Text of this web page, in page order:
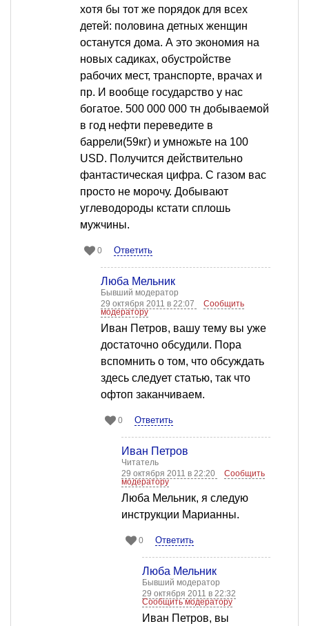
хотя бы тот же порядок для всех
детей: половина детных женщин
останутся дома. А это экономия на
новых садиках, обустройстве
рабочих мест, транспорте, врачах и
пр. И вообще государство у нас
богатое. 500 000 000 тн добываемой
в год нефти переведите в
баррели(59кг) и умножьте на 100
USD. Получится действительно
фантастическая цифра. С газом вас
просто не морочу. Добывают
углеводороды кстати сплошь
мужчины.
0 Ответить
Люба Мельник
Бывший модератор
29 октября 2011 в 22:07
Сообщить
модератору
Иван Петров, вашу тему вы уже
достаточно обсудили. Пора
вспомнить о том, что обсуждать
здесь следует статью, так что
офтоп заканчиваем.
0 Ответить
Иван Петров
Читатель
29 октября 2011 в 22:20
Сообщить
модератору
Люба Мельник, я следую
инструкции Марианны.
0 Ответить
Люба Мельник
Бывший модератор
29 октября 2011 в 22:32
Сообщить модератору
Иван Петров, вы